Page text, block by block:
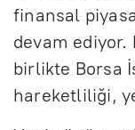
finansal
devam ediyor.
birlikte Borsa
hareketliliği,